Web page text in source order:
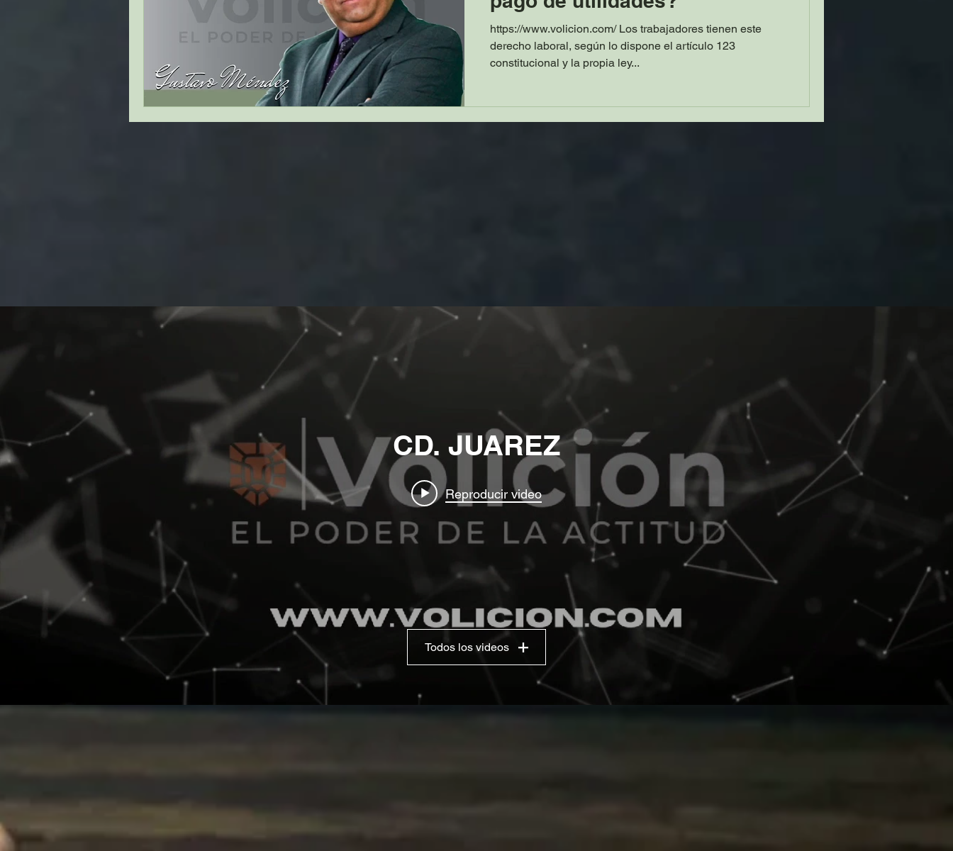
https://www.volicion.com/ Los trabajadores tienen este
derecho laboral, según lo dispone el artículo 123
constitucional y la propia ley...
CD. JUAREZ
Reproducir video
Todos los videos